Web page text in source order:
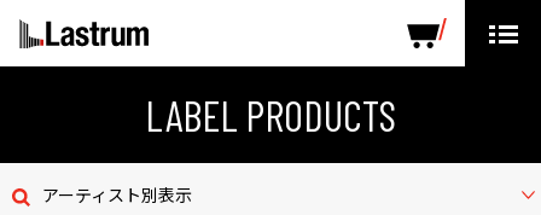
LABEL PRODUCTS
LABEL PRODUCTS
アーティスト別表示